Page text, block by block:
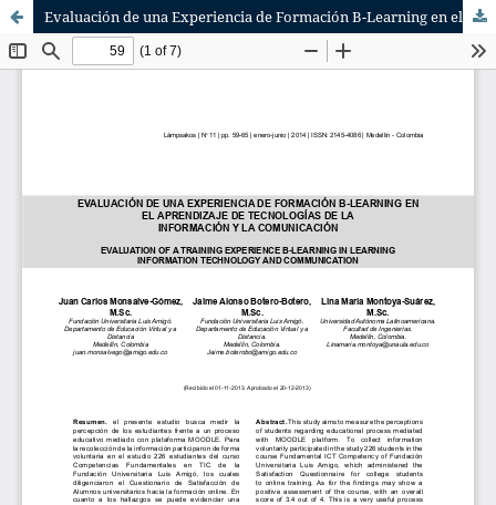
Evaluación de una Experiencia de Formación B-Learning en el Aprendizaje de Tecnologías de la Información y la Comunicación